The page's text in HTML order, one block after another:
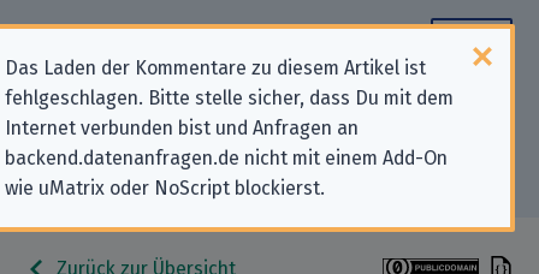
Das Laden der Kommentare zu diesem Artikel ist
fehlgeschlagen. Bitte stelle sicher, dass Du mit dem
Internet verbunden bist und Anfragen an
backend.datenanfragen.de nicht mit einem Add-On
wie uMatrix oder NoScript blockierst.
Datenschutz-Kontaktdaten für
„GIGA.de“
Zurück zur Übersicht